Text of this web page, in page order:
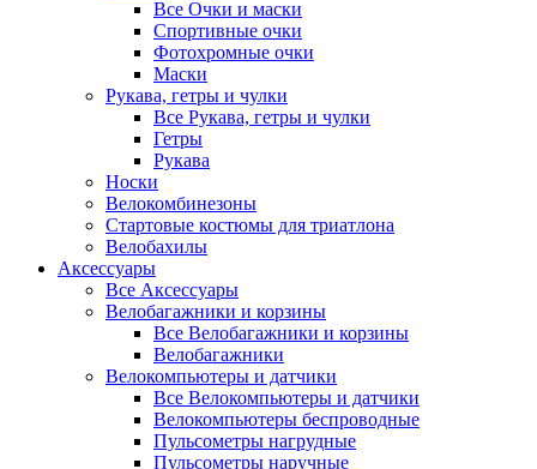
Все Очки и маски
Спортивные очки
Фотохромные очки
Маски
Рукава, гетры и чулки
Все Рукава, гетры и чулки
Гетры
Рукава
Носки
Велокомбинезоны
Стартовые костюмы для триатлона
Велобахилы
Аксессуары
Все Аксессуары
Велобагажники и корзины
Все Велобагажники и корзины
Велобагажники
Велокомпьютеры и датчики
Все Велокомпьютеры и датчики
Велокомпьютеры беспроводные
Пульсометры нагрудные
Пульсометры наручные